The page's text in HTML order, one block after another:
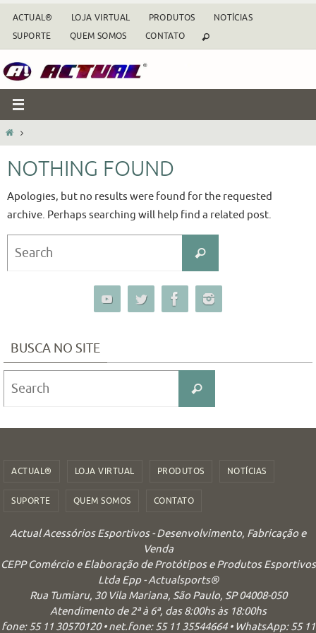
Skip
content
ACTUAL® LOJA VIRTUAL PRODUTOS
NOTÍCIAS
SUPORTE
QUEM SOMOS CONTATO
HOME
NOTHING FOUND
Apologies, but no results were found for the requested
archive. Perhaps searching will help find a related post.
Search
BUSCA NO SITE
Search
ACTUAL® LOJA VIRTUAL PRODUTOS NOTÍCIAS
SUPORTE QUEM SOMOS CONTATO
Actual Acessórios Esportivos - Desenvolvimento, Fabricação e
Venda
CEPP Comércio e Elaboração de Protótipos e Produtos Esportivos
Ltda Epp - Actualsports®
Rua Tumiaru, 30 Vila Mariana, São Paulo, SP 04008-050
Atendimento de 2ª à 6ª, das 8:00hs às 18:00hs
fone: 55 11 30570120 • net.fone: 55 11 35544664 • WhatsApp: 55 11